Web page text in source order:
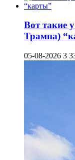
Вот такие
Трампа)
05-08-2026 3